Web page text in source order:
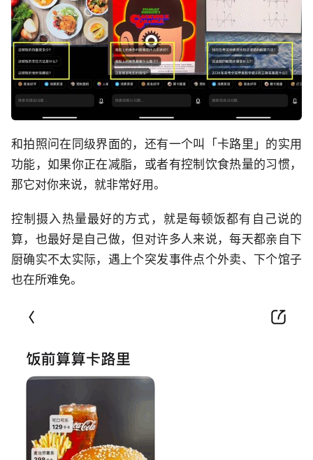
和拍照问在同级界面的，还有一个叫「卡路里」的实用
功能，如果你正在减脂，或者有控制饮食热量的习惯，
那它对你来说，就非常好用。
控制摄入热量最好的方式，就是每顿饭都有自己说的
算，也最好是自己做，但对许多人来说，每天都亲自下
厨确实不太实际，遇上个突发事件点个外卖、下个馆子
也在所难免。